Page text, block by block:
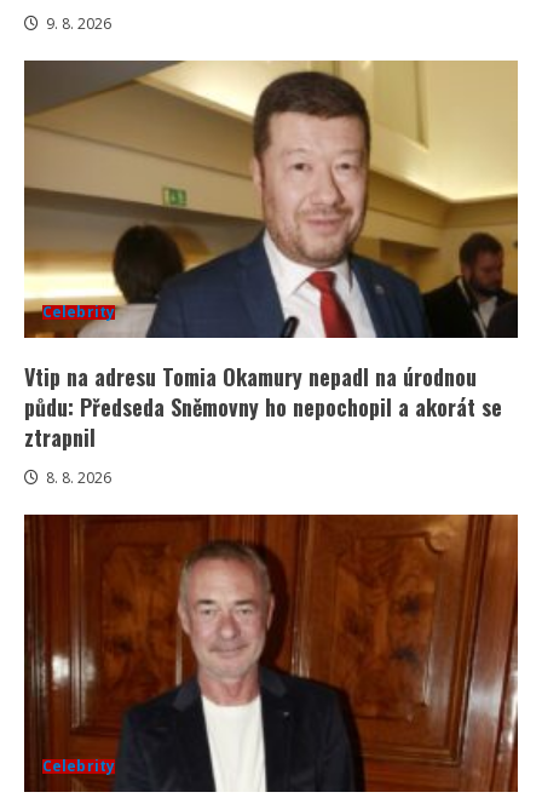
9. 8. 2026
Celebrity
Vtip na adresu Tomia Okamury nepadl na úrodnou
půdu: Předseda Sněmovny ho nepochopil a akorát se
ztrapnil
8. 8. 2026
Celebrity